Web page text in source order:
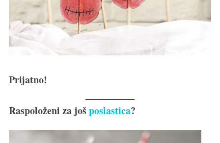
Prijatno!
Raspoloženi za jošposlastica?